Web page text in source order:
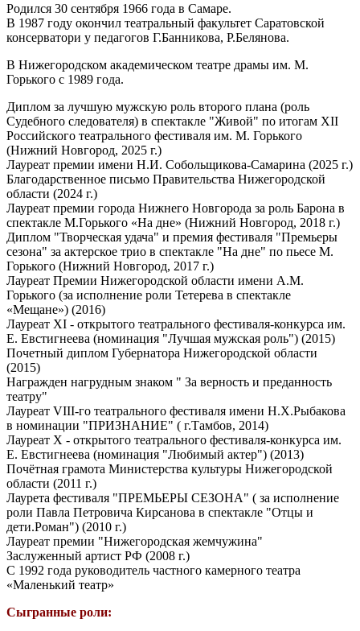
Родился 30 сентября 1966 года в Самаре.
В 1987 году окончил театральный факультет Саратовской
консерватори у педагогов Г.Банникова, Р.Белянова.
В Нижегородском академическом театре драмы им. М.
Горького с 1989 года.
Диплом за лучшую мужскую роль второго плана (роль
Судебного следователя) в спектакле "Живой" по итогам ХII
Российского театрального фестиваля им. М. Горького
(Нижний Новгород, 2025 г.)
Лауреат премии имени Н.И. Собольщикова-Самарина (2025 г.)
Благодарственное письмо Правительства Нижегородской
области (2024 г.)
Лауреат премии города Нижнего Новгорода за роль Барона в
спектакле М.Горького «На дне» (Нижний Новгород, 2018 г.)
Диплом "Творческая удача" и премия фестиваля "Премьеры
сезона" за актерское трио в спектакле "На дне" по пьесе М.
Горького (Нижний Новгород, 2017 г.)
Лауреат Премии Нижегородской области имени А.М.
Горького (за исполнение роли Тетерева в спектакле
«Мещане») (2016)
Лауреат ХI - открытого театрального фестиваля-конкурса им.
Е. Евстигнеева (номинация "Лучшая мужская роль") (2015)
Почетный диплом Губернатора Нижегородской области
(2015)
Награжден нагрудным знаком " За верность и преданность
театру"
Лауреат VIII-го театрального фестиваля имени Н.Х.Рыбакова
в номинации "ПРИЗНАНИЕ" ( г.Тамбов, 2014)
Лауреат Х - открытого театрального фестиваля-конкурса им.
Е. Евстигнеева (номинация "Любимый актер") (2013)
Почётная грамота Министерства культуры Нижегородской
области (2011 г.)
Лаурета фестиваля "ПРЕМЬЕРЫ СЕЗОНА" ( за исполнение
роли Павла Петровича Кирсанова в спектакле "Отцы и
дети.Роман") (2010 г.)
Лауреат премии "Нижегородская жемчужина"
Заслуженный артист РФ (2008 г.)
С 1992 года руководитель частного камерного театра
«Маленький театр»
Сыгранные роли: